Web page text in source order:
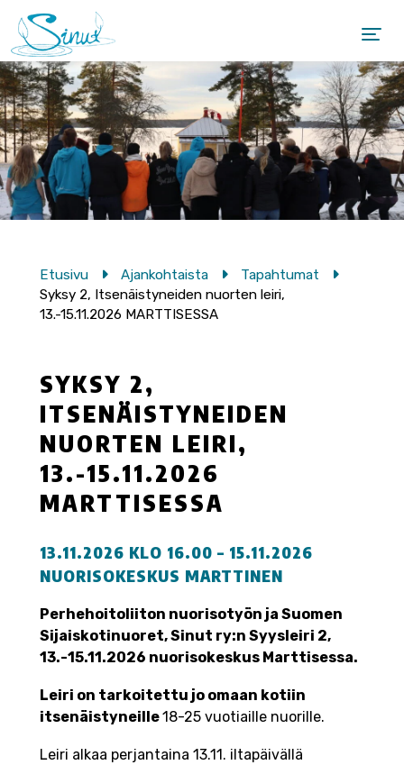
Etusivu Ajankohtaista
Tapahtumat
Syksy 2, Itsenäistyneiden nuorten leiri,
13.-15.11.2026 MARTTISESSA
SYKSY 2,
ITSENÄISTYNEIDEN
NUORTEN LEIRI,
13.-15.11.2026
MARTTISESSA
13.11.2026 KLO 16.00 – 15.11.2026
NUORISOKESKUS MARTTINEN
Perhehoitoliiton nuorisotyön ja Suomen
Sijaiskotinuoret, Sinut ry:n Syysleiri 2,
13.-15.11.2026 nuorisokeskus Marttisessa.
Leiri on tarkoitettu jo omaan kotiin
itsenäistyneille18-25 vuotiaille nuorille.
Leiri alkaa perjantaina 13.11. iltapäivällä